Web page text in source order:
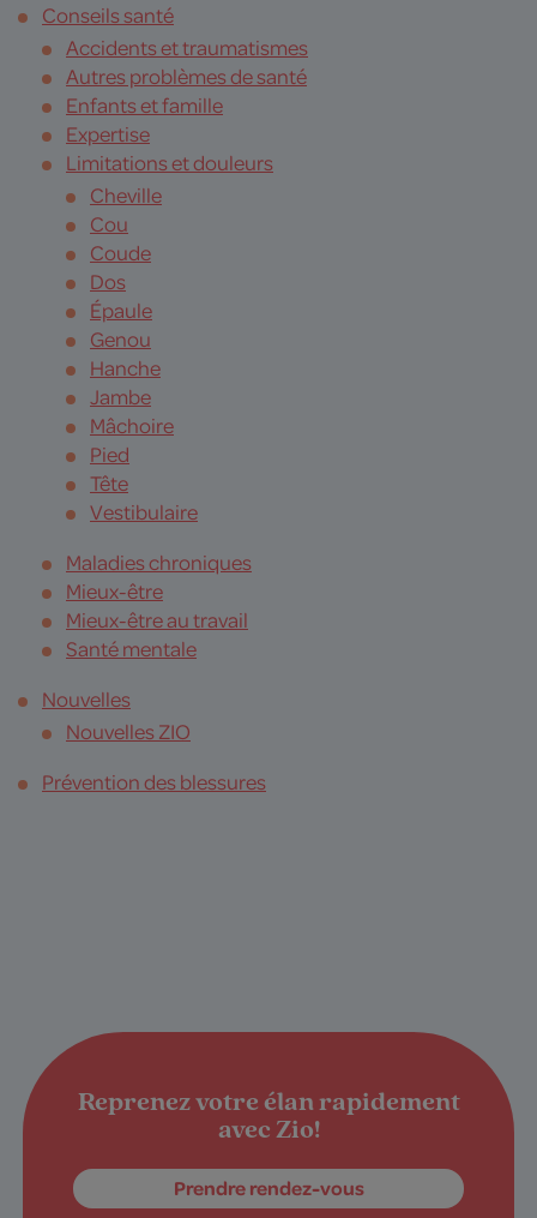
Conseils santé
Accidents et traumatismes
Autres problèmes de santé
Enfants et famille
Expertise
Limitations et douleurs
Cheville
Cou
Coude
Dos
Épaule
Genou
Hanche
Jambe
Mâchoire
Pied
Tête
Vestibulaire
Maladies chroniques
Mieux-être
Mieux-être au travail
Santé mentale
Nouvelles
Nouvelles ZIO
Prévention des blessures
Reprenez votre élan rapidement
avec Zio!
Prendre rendez-vous